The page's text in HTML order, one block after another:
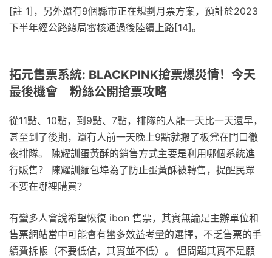
[註 1]，另外還有9個縣市正在規劃月票方案，預計於2023
下半年經公路總局審核通過後陸續上路[14]。
拓元售票系統: BLACKPINK搶票爆災情！今天
最後機會 粉絲公開搶票攻略
從11點、10點，到9點、7點，排隊的人龍一天比一天還早，
甚至到了後期，還有人前一天晚上9點就搬了板凳在門口徹
夜排隊。 陳耀訓蛋黃酥的銷售方式主要是利用哪個系統進
行販售？ 陳耀訓麵包埠為了防止蛋黃酥被轉售，提醒民眾
不要在哪裡購買？
有蠻多人會說希望恢復 ibon 售票，其實無論是主辦單位和
售票網站當中可能會有蠻多效益考量的選擇，不乏售票的手
續費拆帳（不要低估，其實並不低）。 但問題其實不是願